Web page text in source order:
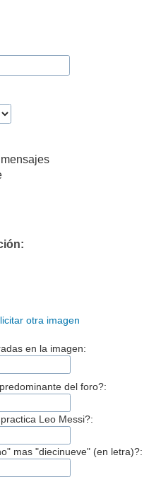
otra imagen
en la imagen:
del foro?:
Leo Messi?:
mas "diecinueve" (en letra)?: